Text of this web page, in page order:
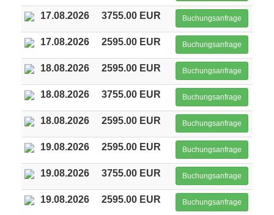
17.08.2026 3755.00 EUR Buchungsanfrage
17.08.2026 2595.00 EUR Buchungsanfrage
18.08.2026 2595.00 EUR Buchungsanfrage
18.08.2026 3755.00 EUR Buchungsanfrage
18.08.2026 2595.00 EUR Buchungsanfrage
19.08.2026 2595.00 EUR Buchungsanfrage
19.08.2026 3755.00 EUR Buchungsanfrage
19.08.2026 2595.00 EUR Buchungsanfrage